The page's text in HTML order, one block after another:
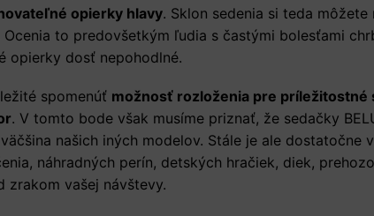
opierky hlavy. Sklon sedenia si teda
Ocenia to predovšetkým ľudia s častými bolesťami
opierky dosť nepohodlné.
spomenúť možnosť rozloženia pre príležitostné
. V tomto bode však musíme priznať, že sedačky
našich iných modelov. Stále je ale dostatočne
náhradných perín, detských hračiek, diek,
zrakom vašej návštevy.